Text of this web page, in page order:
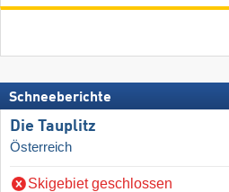
Schneeberichte
Die Tauplitz
Österreich
Skigebiet geschlossen